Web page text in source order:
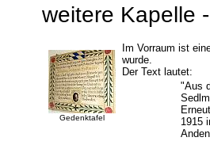
weitere Kapelle
Gedenktafel
Im Vorraum ist
wurde.
Der Text lautet:
"Aus
1915